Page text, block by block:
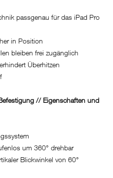
passgenau für das iPad Pro
in Position
bleiben frei zugänglich
Überhitzen
// Eigenschaften und
um 360° drehbar
Blickwinkel von 60°